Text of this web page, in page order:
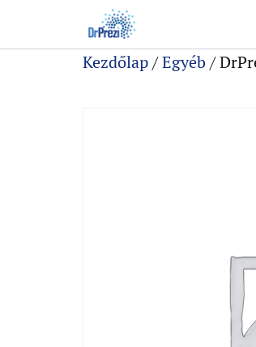
Kezdőlap/Egyéb /